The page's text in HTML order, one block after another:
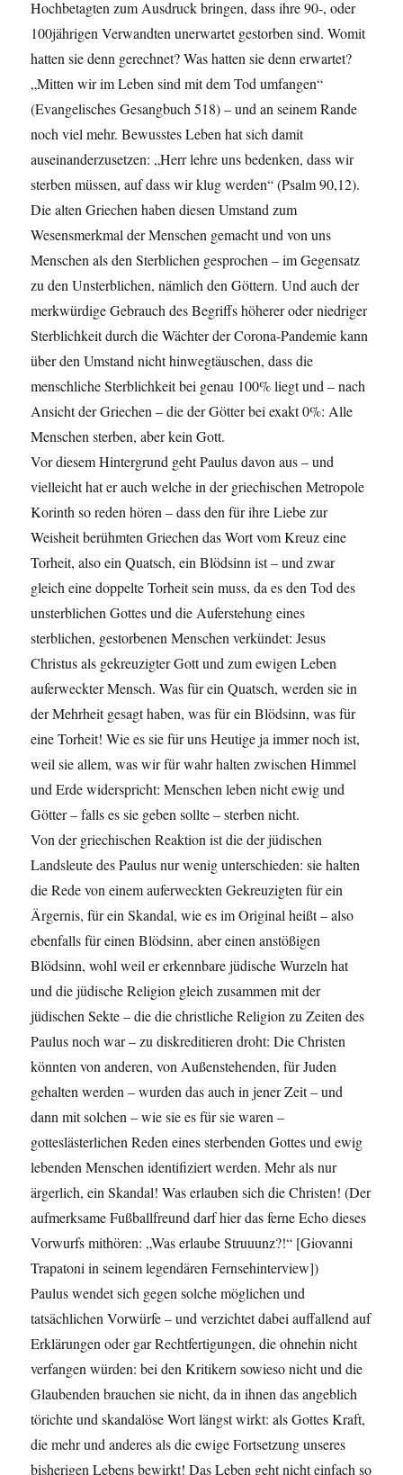
Hochbetagten zum Ausdruck bringen, dass ihre 90-, oder
100jährigen Verwandten unerwartet gestorben sind. Womit
hatten sie denn gerechnet? Was hatten sie denn erwartet?
„Mitten wir im Leben sind mit dem Tod umfangen“
(Evangelisches Gesangbuch 518) – und an seinem Rande
noch viel mehr. Bewusstes Leben hat sich damit
auseinanderzusetzen: „Herr lehre uns bedenken, dass wir
sterben müssen, auf dass wir klug werden“ (Psalm 90,12).
Die alten Griechen haben diesen Umstand zum
Wesensmerkmal der Menschen gemacht und von uns
Menschen als den Sterblichen gesprochen – im Gegensatz
zu den Unsterblichen, nämlich den Göttern. Und auch der
merkwürdige Gebrauch des Begriffs höherer oder niedriger
Sterblichkeit durch die Wächter der Corona-Pandemie kann
über den Umstand nicht hinwegtäuschen, dass die
menschliche Sterblichkeit bei genau 100% liegt und – nach
Ansicht der Griechen – die der Götter bei exakt 0%: Alle
Menschen sterben, aber kein Gott.
Vor diesem Hintergrund geht Paulus davon aus – und
vielleicht hat er auch welche in der griechischen Metropole
Korinth so reden hören – dass den für ihre Liebe zur
Weisheit berühmten Griechen das Wort vom Kreuz eine
Torheit, also ein Quatsch, ein Blödsinn ist – und zwar
gleich eine doppelte Torheit sein muss, da es den Tod des
unsterblichen Gottes und die Auferstehung eines
sterblichen, gestorbenen Menschen verkündet: Jesus
Christus als gekreuzigter Gott und zum ewigen Leben
auferweckter Mensch. Was für ein Quatsch, werden sie in
der Mehrheit gesagt haben, was für ein Blödsinn, was für
eine Torheit! Wie es sie für uns Heutige ja immer noch ist,
weil sie allem, was wir für wahr halten zwischen Himmel
und Erde widerspricht: Menschen leben nicht ewig und
Götter – falls es sie geben sollte – sterben nicht.
Von der griechischen Reaktion ist die der jüdischen
Landsleute des Paulus nur wenig unterschieden: sie halten
die Rede von einem auferweckten Gekreuzigten für ein
Ärgernis, für ein Skandal, wie es im Original heißt – also
ebenfalls für einen Blödsinn, aber einen anstößigen
Blödsinn, wohl weil er erkennbare jüdische Wurzeln hat
und die jüdische Religion gleich zusammen mit der
jüdischen Sekte – die die christliche Religion zu Zeiten des
Paulus noch war – zu diskreditieren droht: Die Christen
könnten von anderen, von Außenstehenden, für Juden
gehalten werden – wurden das auch in jener Zeit – und
dann mit solchen – wie sie es für sie waren –
gotteslästerlichen Reden eines sterbenden Gottes und ewig
lebenden Menschen identifiziert werden. Mehr als nur
ärgerlich, ein Skandal! Was erlauben sich die Christen! (Der
aufmerksame Fußballfreund darf hier das ferne Echo dieses
Vorwurfs mithören: „Was erlaube Struuunz?!“ [Giovanni
Trapatoni in seinem legendären Fernsehinterview])
Paulus wendet sich gegen solche möglichen und
tatsächlichen Vorwürfe – und verzichtet dabei auffallend auf
Erklärungen oder gar Rechtfertigungen, die ohnehin nicht
verfangen würden: bei den Kritikern sowieso nicht und die
Glaubenden brauchen sie nicht, da in ihnen das angeblich
törichte und skandalöse Wort längst wirkt: als Gottes Kraft,
die mehr und anderes als die ewige Fortsetzung unseres
bisherigen Lebens bewirkt! Das Leben geht nicht einfach so